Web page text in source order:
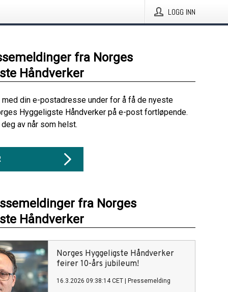
LOGG INN
fra Norges
Håndverker
din e-postadresse under for å få de nyeste
Hyggeligste Håndverker på e-post fortløpende.
av når som helst.
fra Norges
Håndverker
Norges Hyggeligste Håndverker
feirer 10-års jubileum!
16.3.2026 09:38:14 CET Pressemelding